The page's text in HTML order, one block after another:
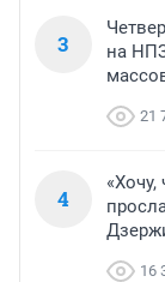
3
на
21
4
16